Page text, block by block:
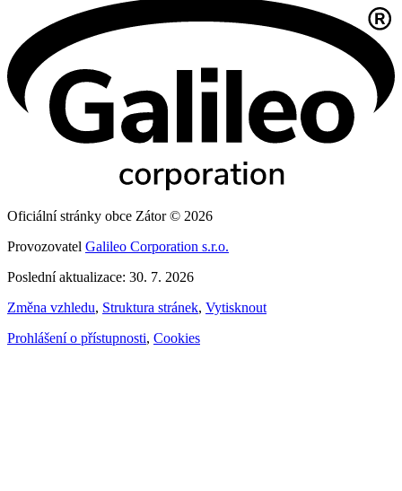
Oficiální stránky obce Zátor © 2026
Provozovatel Galileo Corporation s.r.o.
Poslední aktualizace: 30. 7. 2026
Změna vzhledu, Struktura stránek, Vytisknout
Prohlášení o přístupnosti, Cookies